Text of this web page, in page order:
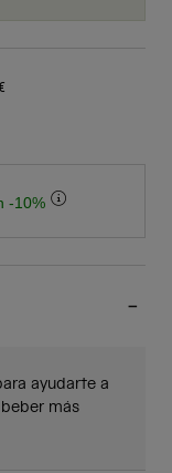
-10%
ayudarte a
más